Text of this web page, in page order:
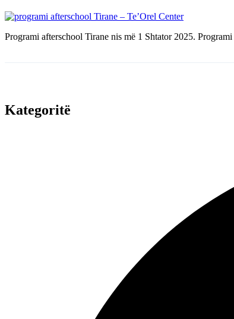
Programi afterschool Tirane nis më 1 Shtator 2025.
Kategoritë